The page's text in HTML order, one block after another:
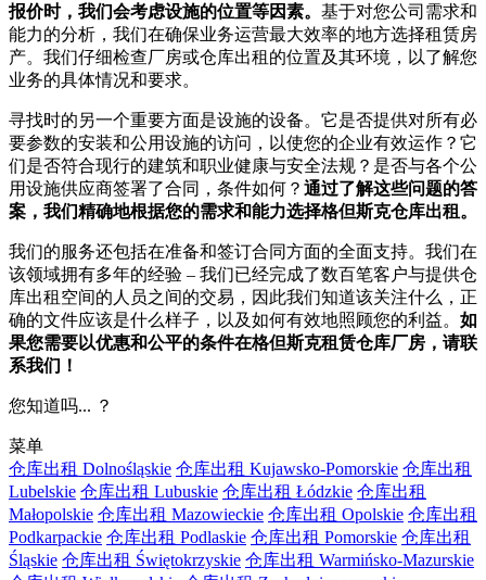
报价时，我们会考虑设施的位置等因素。 基于对您公司需求和
能力的分析，我们在确保业务运营最大效率的地方选择租赁房
产。我们仔细检查厂房或仓库出租的位置及其环境，以了解您
业务的具体情况和要求。
寻找时的另一个重要方面是设施的设备。它是否提供对所有必
要参数的安装和公用设施的访问，以使您的企业有效运作？它
们是否符合现行的建筑和职业健康与安全法规？是否与各个公
用设施供应商签署了合同，条件如何？ 通过了解这些问题的答
案，我们精确地根据您的需求和能力选择格但斯克仓库出租。
我们的服务还包括在准备和签订合同方面的全面支持。我们在
该领域拥有多年的经验 – 我们已经完成了数百笔客户与提供仓
库出租空间的人员之间的交易，因此我们知道该关注什么，正
确的文件应该是什么样子，以及如何有效地照顾您的利益。 如
果您需要以优惠和公平的条件在格但斯克租赁仓库厂房，请联
系我们！
您知道吗... ？
菜单
仓库出租 Dolnośląskie 仓库出租 Kujawsko-Pomorskie 仓库出租
Lubelskie 仓库出租 Lubuskie 仓库出租 Łódzkie 仓库出租
Małopolskie 仓库出租 Mazowieckie 仓库出租 Opolskie 仓库出租
Podkarpackie 仓库出租 Podlaskie 仓库出租 Pomorskie 仓库出租
Śląskie 仓库出租 Świętokrzyskie 仓库出租 Warmińsko-Mazurskie